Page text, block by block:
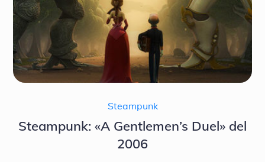
Steampunk
Steampunk: «A Gentlemen’s Duel» del
2006